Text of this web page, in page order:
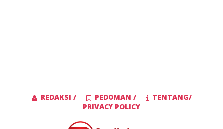
REDAKSI / PEDOMAN /
TENTANG/
PRIVACY POLICY